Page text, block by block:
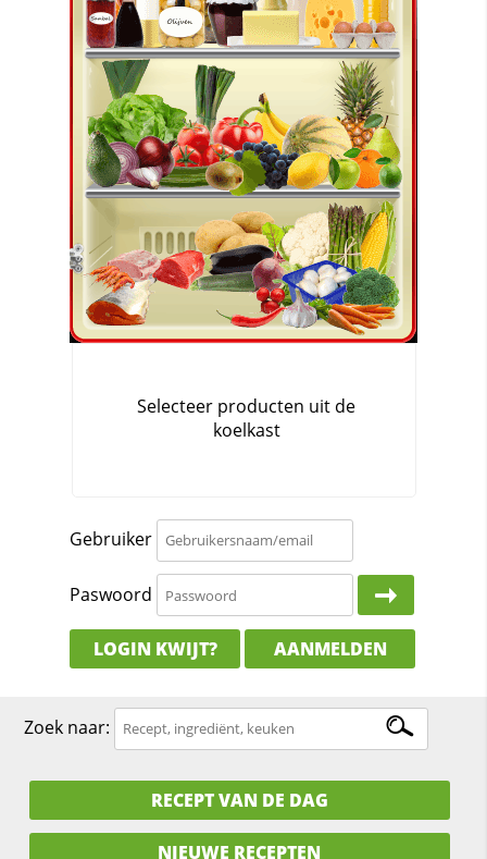
Gebruiker
Paswoord
LOGIN KWIJT? AANMELDEN
Zoek naar:
RECEPT VAN DE DAG
NIEUWE RECEPTEN